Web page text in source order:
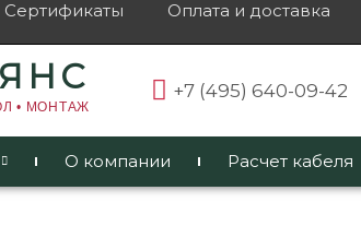
Сертификаты Оплата и доставка
• МОНТАЖ
+7 (495) 640-09-42
О компании Расчет кабеля